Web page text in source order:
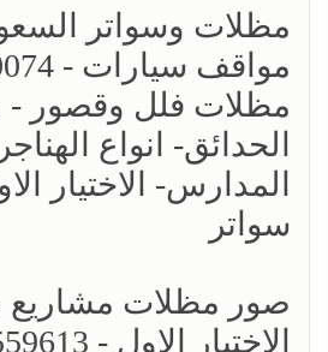
مظلات وسواتر
مظلات فلل وقصور -
الحدائق- انواع
المدارس- الاختيار
سواتر
صور مظلات مشاريع